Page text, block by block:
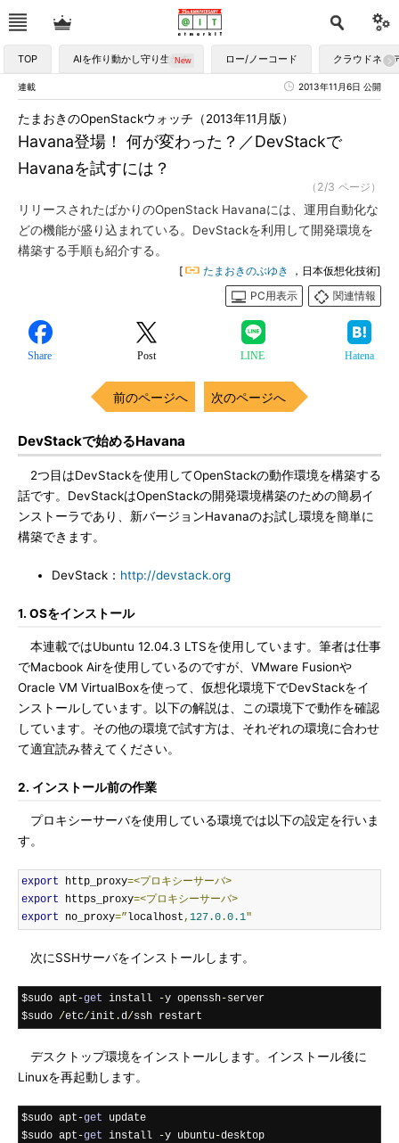
TOP AIを作り動かし守り生かす ロー/ノーコード クラウドネイ
連載 2013年11月6日 公開
Havana登場！ 何が変わった？／DevStackで
Havanaを試すには？
たまおきのOpenStackウォッチ（2013年11月版）
（2/3 ページ）
リリースされたばかりのOpenStack Havanaには、運用自動化な
どの機能が盛り込まれている。DevStackを利用して開発環境を
構築する手順も紹介する。
[ たまおきのぶゆき
，日本仮想化技術]
PC用表示
関連情報
Share Post LINE Hatena
前のページへ 次のページへ
DevStackで始めるHavana
2つ目はDevStackを使用してOpenStackの動作環境を構築する
話です。DevStackはOpenStackの開発環境構築のための簡易イ
ンストーラであり、新バージョンHavanaのお試し環境を簡単に
構築できます。
DevStack： http://devstack.org
1. OSをインストール
本連載ではUbuntu 12.04.3 LTSを使用しています。筆者は仕事
でMacbook Airを使用しているのですが、VMware Fusionや
Oracle VM VirtualBoxを使って、仮想化環境下でDevStackをイ
ンストールしています。以下の解説は、この環境下で動作を確認
しています。その他の環境で試す方は、それぞれの環境に合わせ
て適宜読み替えてください。
2. インストール前の作業
プロキシーサーバを使用している環境では以下の設定を行いま
す。
export http_proxy=<プロキシーサーバ>
export https_proxy=<プロキシーサーバ>
export no_proxy=” localhost, 127.0.0.1″
次にSSHサーバをインストールします。
$sudo apt -get install -y openssh-server
$sudo /etc/init .d/ssh restart
デスクトップ環境をインストールします。インストール後に
Linuxを再起動します。
$sudo apt -get update
$sudo apt -get install -y ubuntu-desktop